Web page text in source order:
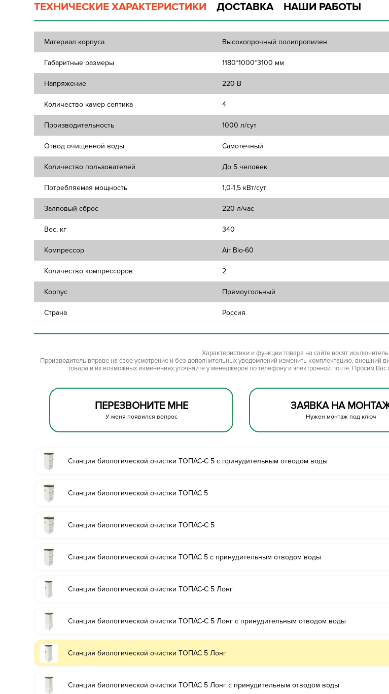
ТЕХНИЧЕСКИЕ ХАРАКТЕРИСТИКИ ДОСТАВКА НАШИ РАБОТЫ
Материал корпуса Высокопрочный полипропилен
Габаритные размеры 1180*1000*3100 мм
Напряжение 220 В
Количество камер септика 4
Производительность 1000 л/сут
Отвод очищенной воды Самотечный
Количество пользователей До 5 человек
Потребляемая мощность 1,0-1,5 кВт/сут
Залповый сброс 220 л/час
Вес, кг 340
Компрессор Air Bio-60
Количество компрессоров 2
Корпус Прямоугольный
Страна Россия
Характеристики и функции товара на сайте носят
Производитель вправе на свое усмотрение и без дополнительных уведомлений изменить комплектацию, внешний
товара и их возможных изменениях уточняйте у менеджеров по телефону и электронной почте. Просим
ПЕРЕЗВОНИТЕ МНЕ
У меня появился вопрос
ЗАЯВКА НА
Нужен монтаж под ключ
Станция биологической очистки ТОПАС-С 5 с принудительным отводом воды
Станция биологической очистки ТОПАС 5
Станция биологической очистки ТОПАС-С 5
Станция биологической очистки ТОПАС 5 с принудительным отводом воды
Станция биологической очистки ТОПАС-С 5 Лонг
Станция биологической очистки ТОПАС-С 5 Лонг с принудительным отводом воды
Станция биологической очистки ТОПАС 5 Лонг
Станция биологической очистки ТОПАС 5 Лонг с принудительным отводом воды